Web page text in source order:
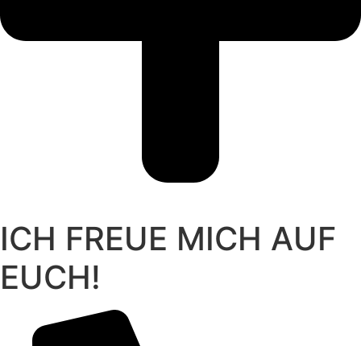
ICH FREUE MICH AUF
EUCH!